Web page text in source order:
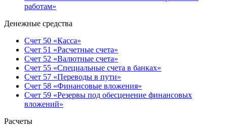
работам»
Денежные средства
Счет 50 «Касса»
Счет 51 «Расчетные счета»
Счет 52 «Валютные счета»
Счет 55 «Специальные счета в банках»
Счет 57 «Переводы в пути»
Счет 58 «Финансовые вложения»
Счет 59 «Резервы под обесценение финансовых
вложений»
Расчеты